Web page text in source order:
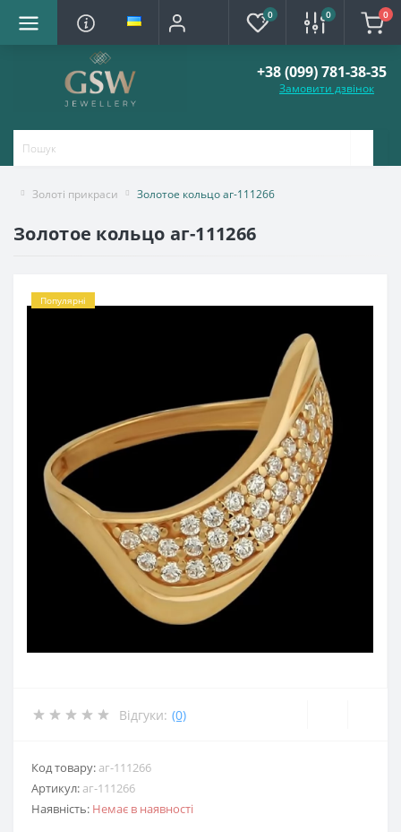
0 0 0
+38 (099) 781-38-35
Замовити дзвінок
Золоті прикраси Золотое кольцо аг-111266
Золотое кольцо аг-111266
Популярні
Відгуки: (0)
Код товару: аг-111266
Артикул: аг-111266
Наявність: Немає в наявності